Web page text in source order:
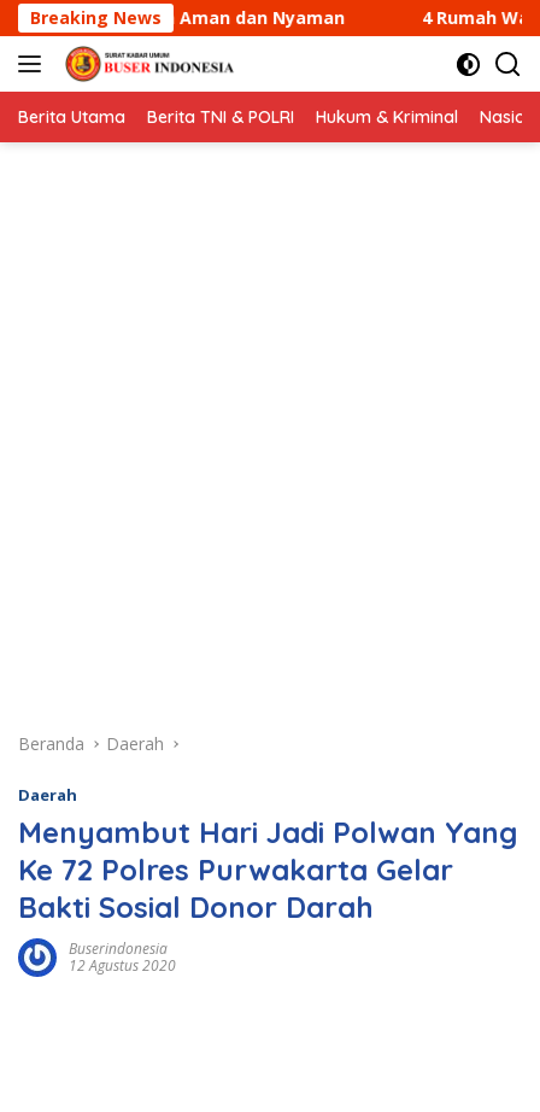
Langsung
ke
konten
Breaking News4 Rumah Warga di Sungai Guntung
Berita Utama Berita TNI & POLRI Hukum & Kriminal
Beranda Daerah
Daerah
Menyambut Hari Jadi Polwan Yang
Ke 72 Polres Purwakarta Gelar
Bakti Sosial Donor Darah
Buserindonesia
12 Agustus 2020